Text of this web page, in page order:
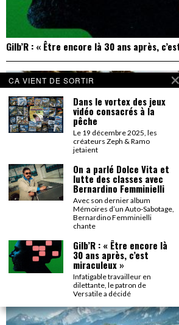
Gilb’R : « Être encore là 30 ans après,
Plage de Rock : et si on allait à Saint
CA VIENT DE SORTIR
Dans le vortex des jeux
vidéo consacrés à la
pêche
Le 19 décembre 2025, les
créateurs Zeph & Ramo
jetaient
On a parlé Dolce Vita et
lutte des classes avec
Bernardino Femminielli
Avec son dernier album
Mémoires d’un Auto-Sabotage,
Bernardino Femminielli
chante
Gilb’R : « Être encore là
30 ans après, c’est
miraculeux »
Infatigable travailleur en
dilettante, le patron de
Versatile a décidé